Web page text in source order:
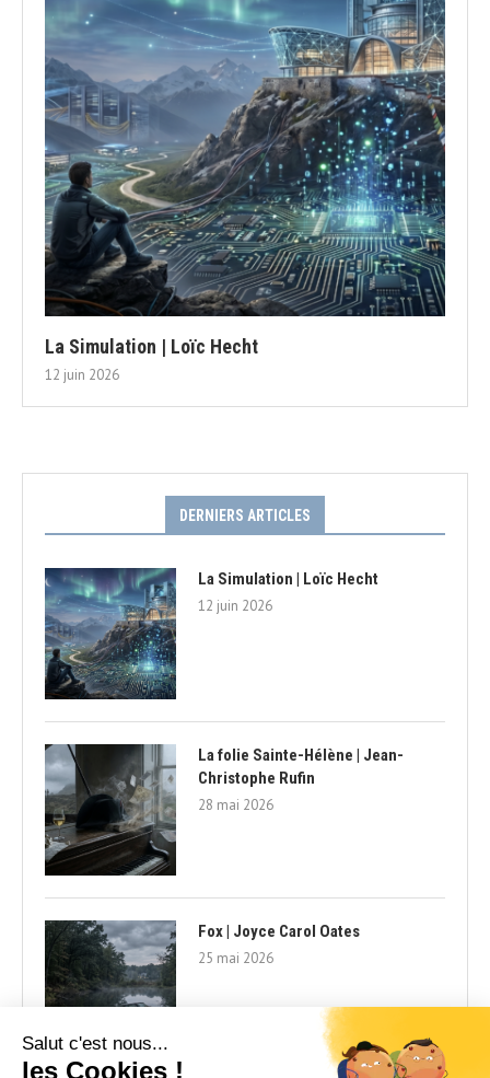
La Simulation | Loïc Hecht
12 juin 2026
DERNIERS ARTICLES
La Simulation | Loïc Hecht
12 juin 2026
La folie Sainte-Hélène | Jean-
Christophe Rufin
28 mai 2026
Fox | Joyce Carol Oates
25 mai 2026